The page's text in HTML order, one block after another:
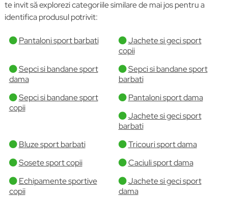
te invit să explorezi categoriile similare de mai jos pentru a
identifica produsul potrivit:
Pantaloni sport barbati
Jachete si geci sport
copii
Sepci si bandane sport
dama
Sepci si bandane sport
barbati
Sepci si bandane sport
copii
Pantaloni sport dama
Jachete si geci sport
barbati
Bluze sport barbati
Tricouri sport dama
Sosete sport copii
Caciuli sport dama
Echipamente sportive
copii
Jachete si geci sport
dama